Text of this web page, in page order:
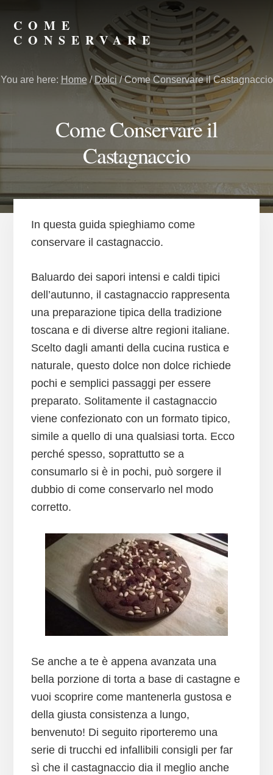
primary
sidebar
contentCOME
CONSERVARE
Come
You are here: Home / Dolci /Come Conservare il Castagnaccio
Come Conservare il
Castagnaccio
In questa guida spieghiamo come
conservare il castagnaccio.
Baluardo dei sapori intensi e caldi tipici
dell’autunno, il castagnaccio rappresenta
una preparazione tipica della tradizione
toscana e di diverse altre regioni italiane.
Scelto dagli amanti della cucina rustica e
naturale, questo dolce non dolce richiede
pochi e semplici passaggi per essere
preparato. Solitamente il castagnaccio
viene confezionato con un formato tipico,
simile a quello di una qualsiasi torta. Ecco
perché spesso, soprattutto se a
consumarlo si è in pochi, può sorgere il
dubbio di come conservarlo nel modo
corretto.
Se anche a te è appena avanzata una
bella porzione di torta a base di castagne e
vuoi scoprire come mantenerla gustosa e
della giusta consistenza a lungo,
benvenuto! Di seguito riporteremo una
serie di trucchi ed infallibili consigli per far
sì che il castagnaccio dia il meglio anche